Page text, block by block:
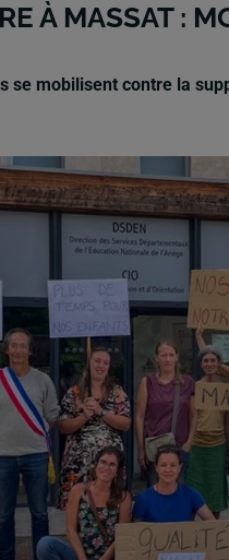
À MASSAT :
se mobilisent contre la